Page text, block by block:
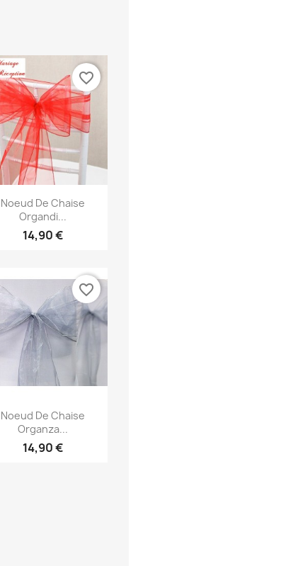
Aperçu rapide
Noeud De Chaise
Organdi...
14,90 €
favorite_border
Aperçu rapide
Noeud De Chaise
Organza...
14,90 €
favorite_border